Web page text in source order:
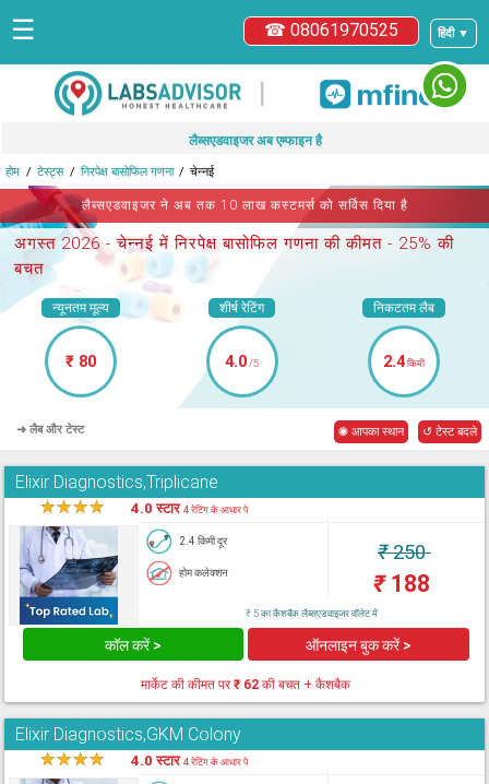
हिंदी ▼
☎ 08061970525
☰
|
लैब्सएडवाइजर अब एम्फाइन है
होम टेस्ट्स निरपेक्ष बासोफिल गणना चेन्नई
लैब्सएडवाइजर ने अब तक 10 लाख कस्टमर्स को सर्विस दिया है
अगस्त 2026 -चेन्नई में निरपेक्ष बासोफिल गणना की कीमत - 25% की
बचत
न्यूनतम मूल्य
₹ 80
शीर्ष रेटिंग
4.0/5
निकटतम लैब
2.4किमी
➜ लैब और टेस्ट ◉ आपका स्थान ↺ टेस्ट बदले
Elixir Diagnostics,Triplicane
★★★★ 4.0 स्टार4 रेटिंग के आधार पे
2.4 किमी दूर
होम कलेक्शन
₹250
₹188
₹ 5 का कैशबैक लैब्सएडवाइजर वॉलेट में
कॉल करें > ऑनलाइन बुक करें >
मार्केट की कीमत पर₹ 62 की बचत + कैशबैक
Elixir Diagnostics,GKM Colony
★★★★ 4.0 स्टार4 रेटिंग के आधार पे